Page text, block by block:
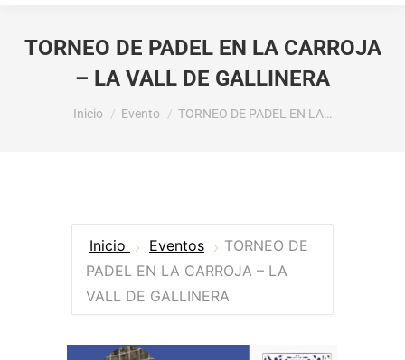
TORNEO DE PADEL EN LA CARROJA
– LA VALL DE GALLINERA
Estás aquí:
Inicio Evento TORNEO DE PADEL EN LA…
Inicio Eventos
TORNEO DE
PADEL EN LA CARROJA – LA
VALL DE GALLINERA